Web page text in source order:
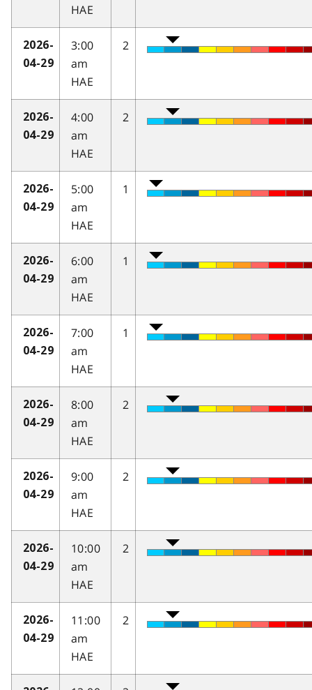
HAE
2026-
04-29
3:00
am
HAE
2
2026-
04-29
4:00
am
HAE
2
2026-
04-29
5:00
am
HAE
1
2026-
04-29
6:00
am
HAE
1
2026-
04-29
7:00
am
HAE
1
2026-
04-29
8:00
am
HAE
2
2026-
04-29
9:00
am
HAE
2
2026-
04-29
10:00
am
HAE
2
2026-
04-29
11:00
am
HAE
2